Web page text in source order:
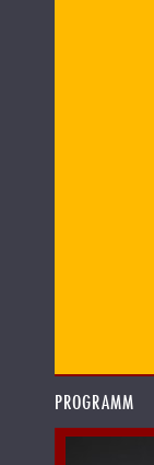
PROGRAMM